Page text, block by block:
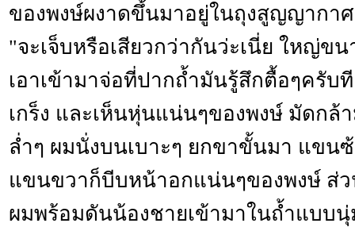
ของพงษ์ผงาดขึ้นมาอยู่ในถุงสูญญากา
"จะเจ็บหรือเสียวกว่ากันว่ะเนี่ย ใหญ่ข
เอาเข้ามาจ่อที่ปากถ้ำมันรู้สึกตื้อๆครับ
เกร็ง และเห็นหุ่นแน่นๆของพงษ์ มัดกล้
ล่ำๆ ผมนั่งบนเบาะๆ ยกขาขั้นมา แขน
แขนขวาก็บีบหน้าอกแน่นๆของพงษ์ ส่ว
ผมพร้อมดันน้องชายเข้ามาในถ้ำแบบนุ่